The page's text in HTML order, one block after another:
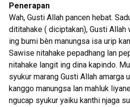
Penerapan
Wah, Gusti Allah pancen hebat.
dititahake ( diciptakan), Gusti Allah
ing bumi bèn manungsa isa urip
Sawise nitahake pepadhang lan
nitahake langit ing dina kapindo.
syukur marang Gusti Allah amarga
kanggo manungsa lan mahluk
ngucap syukur yaiku kanthi njaga